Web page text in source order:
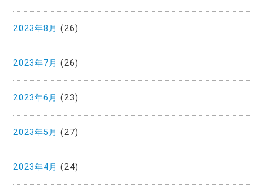
2023年8月 (26)
2023年7月 (26)
2023年6月 (23)
2023年5月 (27)
2023年4月 (24)